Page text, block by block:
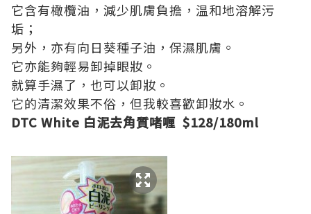
它含有橄欖油，減少肌膚負擔，温和地溶解污
垢；
另外，亦有向日葵種子油，保濕肌膚。
它亦能夠輕易卸掉眼妝。
就算手濕了，也可以卸妝。
它的清潔效果不俗，但我較喜歡卸妝水。
DTC White 白泥去角質啫喱 $128/180ml